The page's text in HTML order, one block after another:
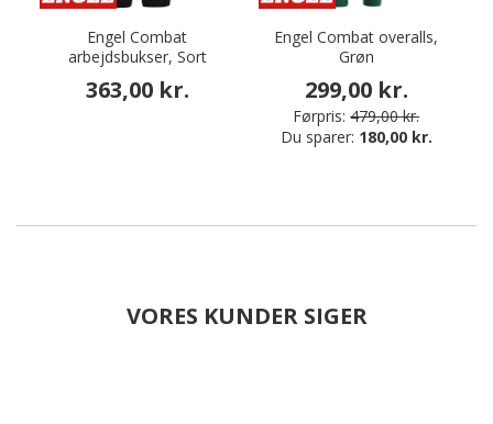
Engel Combat
arbejdsbukser, Sort
363,00 kr.
Engel Combat overalls,
Grøn
299,00 kr.
Førpris: 479,00 kr.
Du sparer: 180,00 kr.
VORES KUNDER SIGER